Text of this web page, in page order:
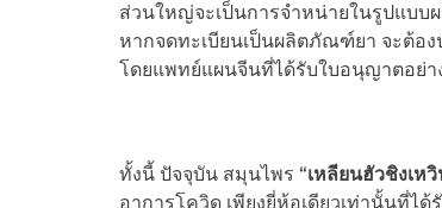
ส่วนใหญ่จะเป็นการจำหน่ายในรูปแบ
หากจดทะเบียนเป็นผลิตภัณฑ์ยา จะต้อง
โดยแพทย์แผนจีนที่ได้รับใบอนุญาตอย่
ทั้งนี้ ปัจจุบัน สมุนไพร “เหลียนฮัวชิงเห
อาการโควิด เพียงยี่ห้อเดียวเท่านั้นที่ไ